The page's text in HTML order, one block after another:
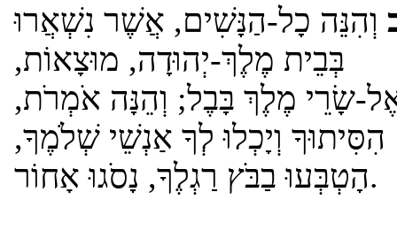
וְהִנֵּה כָל-הַנָּשִׁים, אֲשֶׁר נִשְׁאֲרוּ
בְּבֵית מֶלֶךְ-יְהוּדָה, מוּצָאוֹת,
שָׂרֵי מֶלֶךְ בָּבֶל; וְהֵנָּה אֹמְרֹת,
הִסִּיתוּךָ וְיָכְלוּ לְךָ אַנְשֵׁי שְׁלֹמֶךָ,
הָטְבְּעוּ בַבֹּץ רַגְלֶךָ, נָסֹגוּ אָחוֹר.